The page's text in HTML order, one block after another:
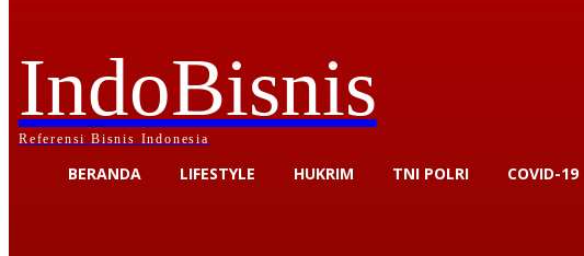
IndoBisnis
Referensi Bisnis Indonesia
BERANDA LIFESTYLE HUKRIM TNI POLRI COVID-19